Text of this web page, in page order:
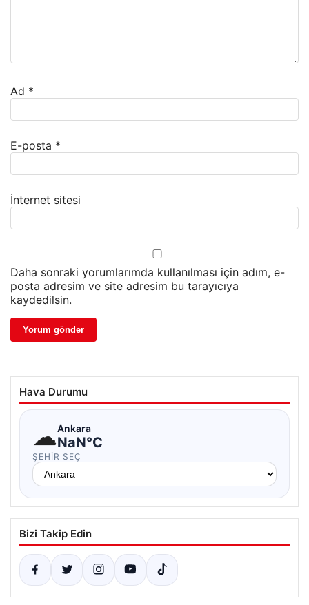
Ad *
E-posta *
İnternet sitesi
Daha sonraki yorumlarımda kullanılması için adım, e-
posta adresim ve site adresim bu tarayıcıya
kaydedilsin.
Hava Durumu
☁Ankara
NaN°C
ŞEHIR SEÇ
Bizi Takip Edin